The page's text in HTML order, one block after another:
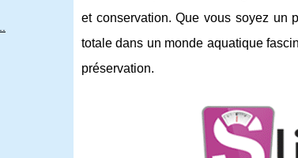
et conservation. Que vous soyez un
totale dans un monde aquatique
préservation.